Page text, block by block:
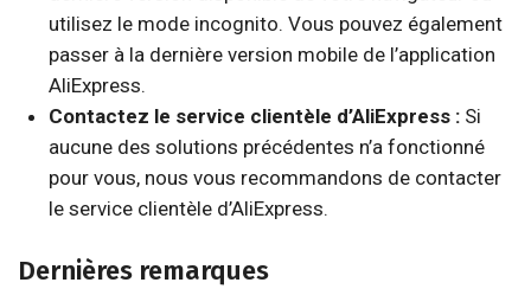
utilisez le mode incognito. Vous pouvez également
passer à la dernière version mobile de l’application
AliExpress.
Contactez le service clientèle d’AliExpress :Si
aucune des solutions précédentes n’a fonctionné
pour vous, nous vous recommandons de contacter
le service clientèle d’AliExpress.
Dernières remarques